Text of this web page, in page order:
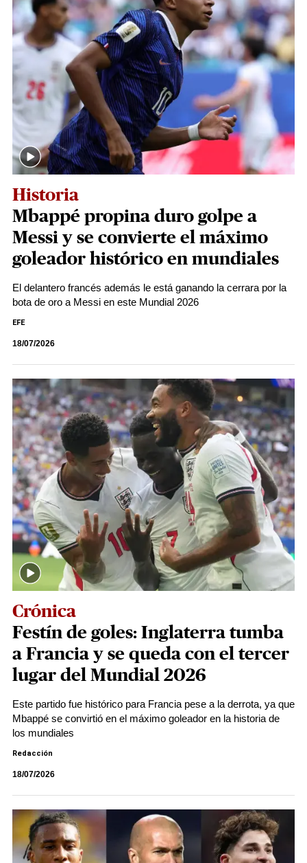
Historia
Mbappé propina duro golpe a
Messi y se convierte el máximo
goleador histórico en mundiales
El delantero francés además le está ganando la cerrara por la
bota de oro a Messi en este Mundial 2026
EFE
18/07/2026
Crónica
Festín de goles: Inglaterra tumba
a Francia y se queda con el tercer
lugar del Mundial 2026
Este partido fue histórico para Francia pese a la derrota, ya que
Mbappé se convirtió en el máximo goleador en la historia de
los mundiales
Redacción
18/07/2026